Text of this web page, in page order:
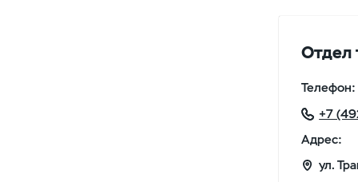
Отдел
Телефон:
+7
Адрес:
ул.